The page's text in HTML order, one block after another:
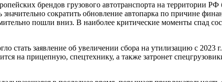
брендов грузового автотранспорта на территории
сократить обновление автопарка по причине
пошли вниз. В наиболее критические моменты спад
стать заявление об увеличении сбора на утилизацию с
на прицепную, спецтехнику, а также затронет